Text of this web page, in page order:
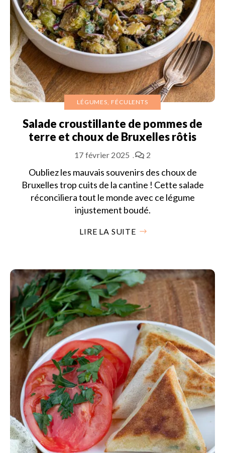
LÉGUMES, FÉCULENTS
Salade croustillante de pommes de
terre et choux de Bruxelles rôtis
17 février 2025 2
Oubliez les mauvais souvenirs des choux de
Bruxelles trop cuits de la cantine ! Cette salade
réconciliera tout le monde avec ce légume
injustement boudé.
LIRE LA SUITE